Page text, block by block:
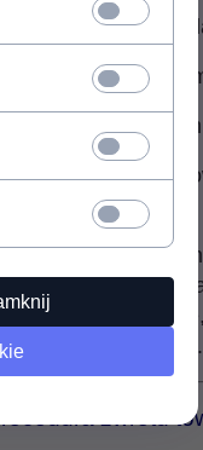
odesłaniem
Zgłoszenie
Wydrukowanie
Załączenie
wraz z
z warunkami
(dane
reklamacji.
zwrotu